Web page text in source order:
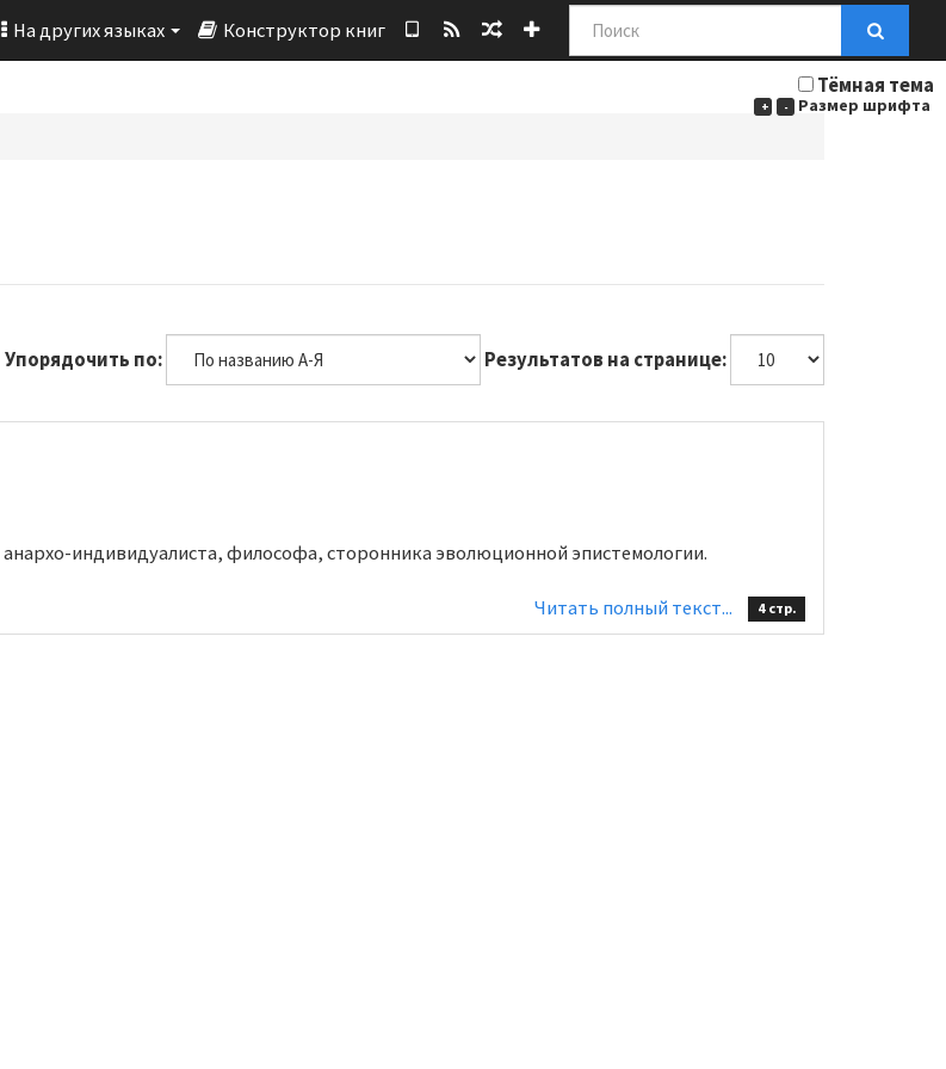
Поиск
На других языках Конструктор книг
Тёмная тема
+ - Размер шрифта
Упорядочить по: Результатов на странице:
анархо-индивидуалиста, философа, сторонника эволюционной эпистемологии.
Читать полный текст... 4 стр.